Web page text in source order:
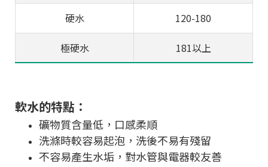
硬水 120-180
極硬水 181以上
軟水的特點：
礦物質含量低，口感柔順
洗滌時較容易起泡，洗後不易有殘留
不容易產生水垢，對水管與電器較友善